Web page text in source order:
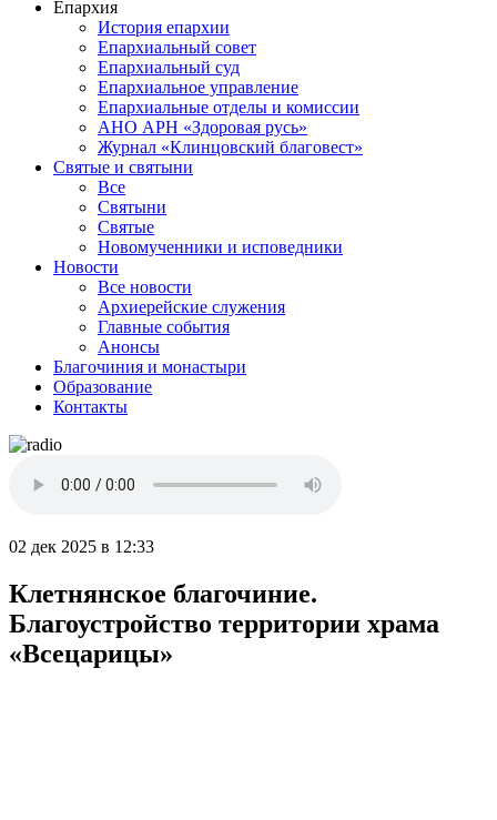
Епархия
История епархии
Епархиальный совет
Епархиальный суд
Епархиальное управление
Епархиальные отделы и комиссии
АНО АРН «Здоровая русь»
Журнал «Клинцовский благовест»
Святые и святыни
Все
Святыни
Святые
Новомученники и исповедники
Новости
Все новости
Архиерейские служения
Главные события
Анонсы
Благочиния и монастыри
Образование
Контакты
02 дек 2025 в 12:33
Клетнянское благочиние.
Благоустройство территории храма
«Всецарицы»